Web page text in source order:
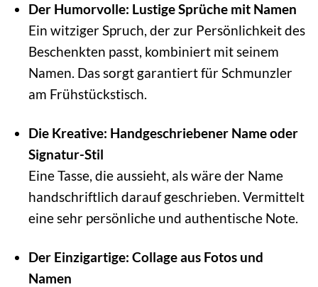
Der Humorvolle: Lustige Sprüche mit Namen
Ein witziger Spruch, der zur Persönlichkeit des
Beschenkten passt, kombiniert mit seinem
Namen. Das sorgt garantiert für Schmunzler
am Frühstückstisch.
Die Kreative: Handgeschriebener Name oder
Signatur-Stil
Eine Tasse, die aussieht, als wäre der Name
handschriftlich darauf geschrieben. Vermittelt
eine sehr persönliche und authentische Note.
Der Einzigartige: Collage aus Fotos und
Namen